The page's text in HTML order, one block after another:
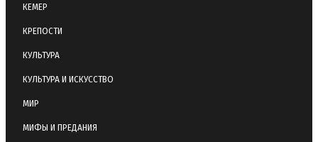
КЕМЕР
КРЕПОСТИ
КУЛЬТУРА
КУЛЬТУРА И ИСКУССТВО
МИР
МИФЫ И ПРЕДАНИЯ